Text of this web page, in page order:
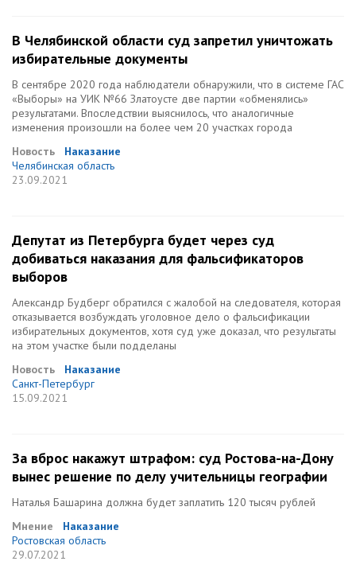
В Челябинской области суд запретил уничтожать
избирательные документы
В сентябре 2020 года наблюдатели обнаружили, что в системе ГАС
«Выборы» на УИК №66 Златоусте две партии «обменялись»
результатами. Впоследствии выяснилось, что аналогичные
изменения произошли на более чем 20 участках города
Новость
Наказание
Челябинская область
23.09.2021
Депутат из Петербурга будет через суд
добиваться наказания для фальсификаторов
выборов
Александр Будберг обратился с жалобой на следователя, которая
отказывается возбуждать уголовное дело о фальсификации
избирательных документов, хотя суд уже доказал, что результаты
на этом участке были подделаны
Новость
Наказание
Санкт-Петербург
15.09.2021
За вброс накажут штрафом: суд Ростова-на-Дону
вынес решение по делу учительницы географии
Наталья Башарина должна будет заплатить 120 тысяч рублей
Мнение
Наказание
Ростовская область
29.07.2021